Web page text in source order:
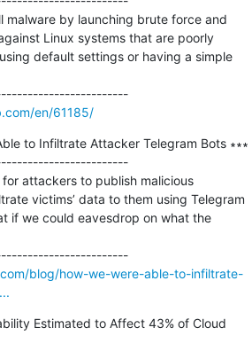
malware by launching brute force and
Linux systems that are poorly
default settings or having a simple
---------------------------------------------
en/61185/
to Infiltrate Attacker Telegram Bots ∗∗∗
attackers to publish malicious
victims’ data to them using Telegram
if we could eavesdrop on what the
---------------------------------------------
blog/how-we-were-able-to-infiltrate-
Estimated to Affect 43% of Cloud